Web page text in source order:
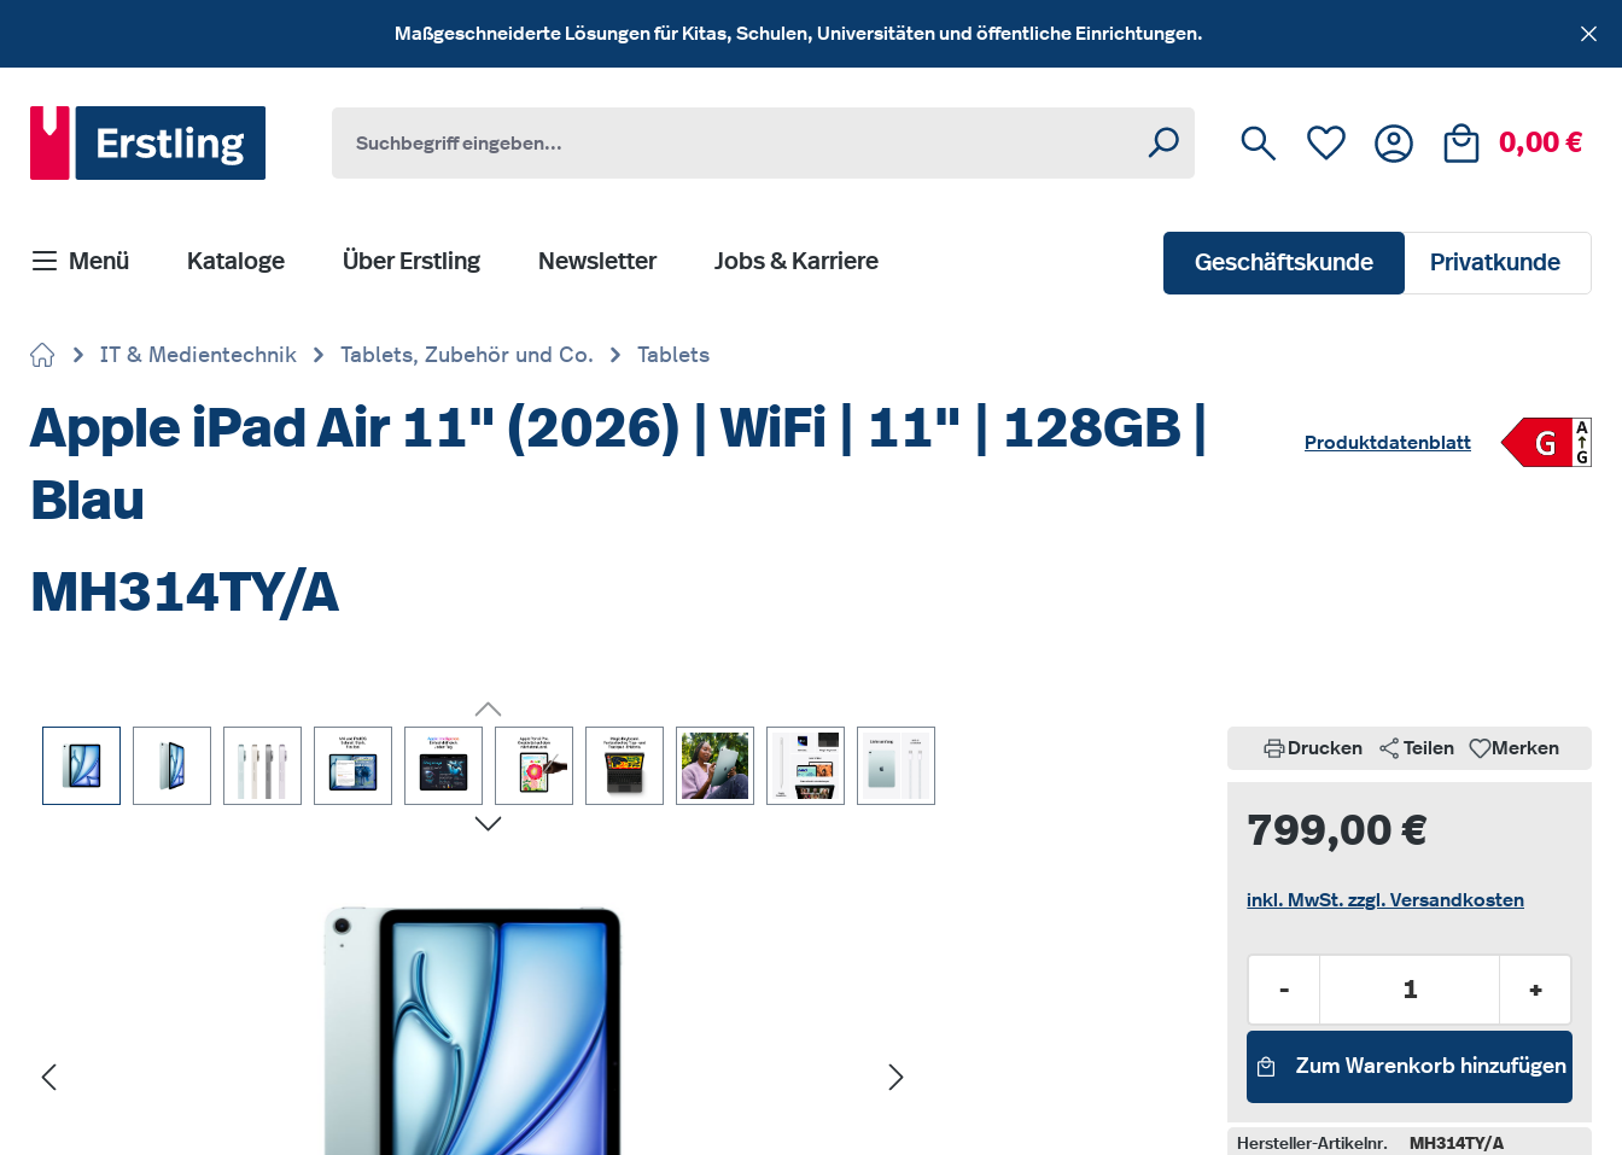
Maßgeschneiderte Lösungen für Kitas, Schulen, Universitäten und öffentliche Einrichtungen.
Du hast 0 Produkte auf dem
0,00 €
Menü Kataloge Über Erstling Newsletter Jobs & Karriere Geschäftskunde Privatkunde
IT & Medientechnik Tablets, Zubehör und Co. Tablets
Apple iPad Air 11" (2026) | WiFi | 11" | 128GB |
Blau
Produktdatenblatt
MH314TY/A
Drucken
Teilen Merken
799,00 €
inkl. MwSt. zzgl. Versandkosten
Produkt Anzahl: Gib den
- +
Zum Warenkorb hinzufügen
Hersteller-Artikelnr. MH314TY/A